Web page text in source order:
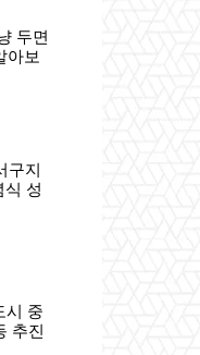
두면
아보
구지
식 성
시 중
추진